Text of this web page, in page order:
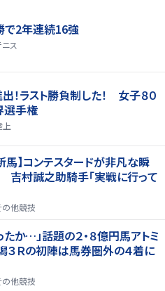
で2年連続16強
ス
！ラスト勝負制した！ 女子８０
選手権
上
馬】コンテスタードが非凡な瞬
村誠之助騎手「実戦に行って
の他競技
たか…」話題の２・８億円馬アトミ
Ｒの初陣は馬券圏外の４着に
の他競技